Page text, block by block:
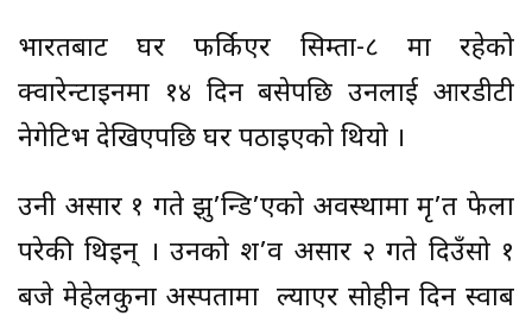
भारतबाट घर फर्किएर सिम्ता-८ मा रहेको
क्‍वारेन्टाइनमा १४ दिन बसेपछि उनलाई आरडीटी
नेगेटिभ देखिएपछि घर पठाइएको थियो ।
उनी असार १ गते झु’न्डि’एको अवस्थामा मृ’त फेला
परेकी थिइन् । उनको श’व असार २ गते दिउँसो १
बजे मेहेलकुना अस्पतामा ल्याएर सोहीन दिन स्वाब